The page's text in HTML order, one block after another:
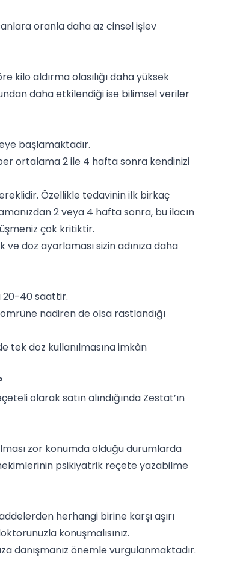
oranla daha az cinsel işlev
kilo aldırma olasılığı daha yüksek
daha etkilendiği ise bilimsel veriler
başlamaktadır.
ortalama 2 ile 4 hafta sonra kendinizi
Özellikle tedavinin ilk birkaç
2 veya 4 hafta sonra, bu ilacın
çok kritiktir.
doz ayarlaması sizin adınıza daha
20-40 saattir.
nadiren de olsa rastlandığı
tek doz kullanılmasına imkân
olarak satın alındığında Zestat’ın
zor konumda olduğu durumlarda
psikiyatrik reçete yazabilme
herhangi birine karşı aşırı
konuşmalısınız.
danışmanız önemle vurgulanmaktadır.